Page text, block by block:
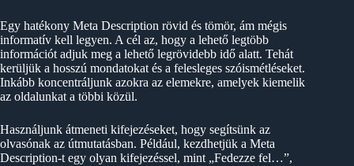
Egy hatékony Meta Description rövid és tömör, ám mégis
informatív kell legyen. A cél az, hogy a lehető legtöbb
információt adjuk meg a lehető legrövidebb idő alatt. Tehát
kerüljük a hosszú mondatokat és a felesleges szóismétléseket.
Inkább koncentráljunk azokra az elemekre, amelyek kiemelik
az oldalunkat a többi közül.
Használjunk átmeneti kifejezéseket, hogy segítsünk az
olvasónak az útmutatásban. Például, kezdhetjük a Meta
Description-t egy olyan kifejezéssel, mint „Fedezze fel…”,